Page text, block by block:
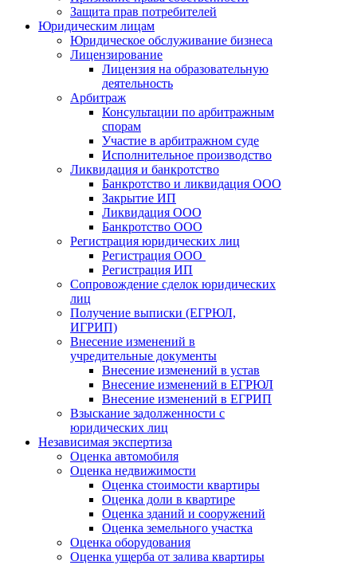
Защита прав потребителей
Юридическим лицам
Юридическое обслуживание бизнеса
Лицензирование
Лицензия на образовательную
деятельность
Арбитраж
Консультации по арбитражным
спорам
Участие в арбитражном суде
Исполнительное производство
Ликвидация и банкротство
Банкротство и ликвидация ООО
Закрытие ИП
Ликвидация ООО
Банкротство ООО
Регистрация юридических лиц
Регистрация ООО
Регистрация ИП
Сопровождение сделок юридических
лиц
Получение выписки (ЕГРЮЛ,
ИГРИП)
Внесение изменений в
учредительные документы
Внесение изменений в устав
Внесение изменений в ЕГРЮЛ
Внесение изменений в ЕГРИП
Взыскание задолженности с
юридических лиц
Независимая экспертиза
Оценка автомобиля
Оценка недвижимости
Оценка стоимости квартиры
Оценка доли в квартире
Оценка зданий и сооружений
Оценка земельного участка
Оценка оборудования
Оценка ущерба от залива квартиры